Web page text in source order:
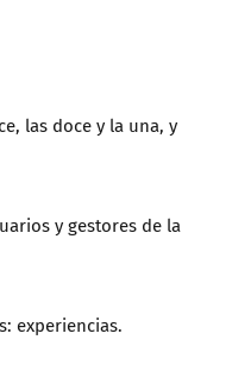
las doce y la una, y
y gestores de la
experiencias.